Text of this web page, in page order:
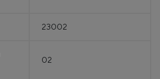
23002
02